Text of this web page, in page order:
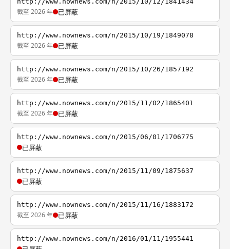
截至 2026 年 已屏蔽
http://www.nownews.com/n/2015/10/19/1849078
截至 2026 年 已屏蔽
http://www.nownews.com/n/2015/10/26/1857192
截至 2026 年 已屏蔽
http://www.nownews.com/n/2015/11/02/1865401
截至 2026 年 已屏蔽
http://www.nownews.com/n/2015/06/01/1706775
已屏蔽
http://www.nownews.com/n/2015/11/09/1875637
已屏蔽
http://www.nownews.com/n/2015/11/16/1883172
截至 2026 年 已屏蔽
http://www.nownews.com/n/2016/01/11/1955441